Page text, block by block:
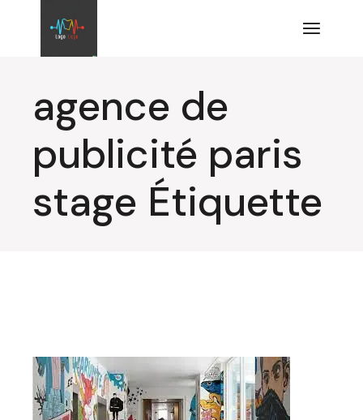
contenu
agence de
publicité paris
stage Étiquette